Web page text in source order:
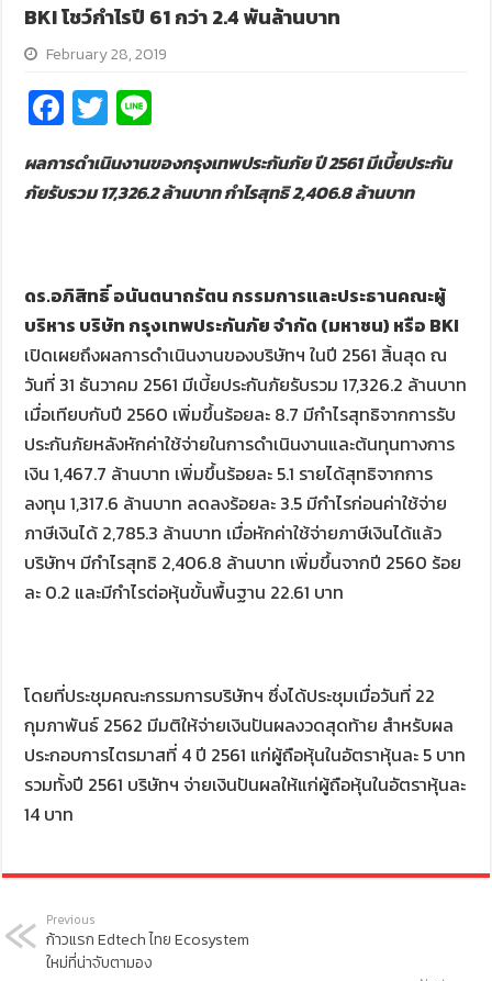
BKI โชว์กำไรปี 61 กว่า 2.4 พันล้านบาท
February 28, 2019
Fa
ce
b
o
k
T
wi
tt
er
e
ผลการดำเนินงานของกรุงเทพประกันภัย ปี 2561 มีเบี้ยประกัน
ภัยรับรวม 17,326.2 ล้านบาท กำไรสุทธิ 2,406.8 ล้านบาท
ดร.อภิสิทธิ์ อนันตนาถรัตน กรรมการและประธานคณะผู้
บริหาร บริษัท กรุงเทพประกันภัย จำกัด (มหาชน) หรือ BKI
เปิดเผยถึงผลการดำเนินงานของบริษัทฯ ในปี 2561 สิ้นสุด ณ
วันที่ 31 ธันวาคม 2561 มีเบี้ยประกันภัยรับรวม 17,326.2 ล้านบาท
เมื่อเทียบกับปี 2560 เพิ่มขึ้นร้อยละ 8.7 มีกำไรสุทธิจากการรับ
ประกันภัยหลังหักค่าใช้จ่ายในการดำเนินงานและต้นทุนทางการ
เงิน 1,467.7 ล้านบาท เพิ่มขึ้นร้อยละ 5.1 รายได้สุทธิจากการ
ลงทุน 1,317.6 ล้านบาท ลดลงร้อยละ 3.5 มีกำไรก่อนค่าใช้จ่าย
ภาษีเงินได้ 2,785.3 ล้านบาท เมื่อหักค่าใช้จ่ายภาษีเงินได้แล้ว
บริษัทฯ มีกำไรสุทธิ 2,406.8 ล้านบาท เพิ่มขึ้นจากปี 2560 ร้อย
ละ 0.2 และมีกำไรต่อหุ้นขั้นพื้นฐาน 22.61 บาท
โดยที่ประชุมคณะกรรมการบริษัทฯ ซึ่งได้ประชุมเมื่อวันที่ 22
กุมภาพันธ์ 2562 มีมติให้จ่ายเงินปันผลงวดสุดท้าย สำหรับผล
ประกอบการไตรมาสที่ 4 ปี 2561 แก่ผู้ถือหุ้นในอัตราหุ้นละ 5 บาท
รวมทั้งปี 2561 บริษัทฯ จ่ายเงินปันผลให้แก่ผู้ถือหุ้นในอัตราหุ้นละ
14 บาท
Previous
ก้าวแรก Edtech ไทย Ecosystem
ใหม่ที่น่าจับตามอง